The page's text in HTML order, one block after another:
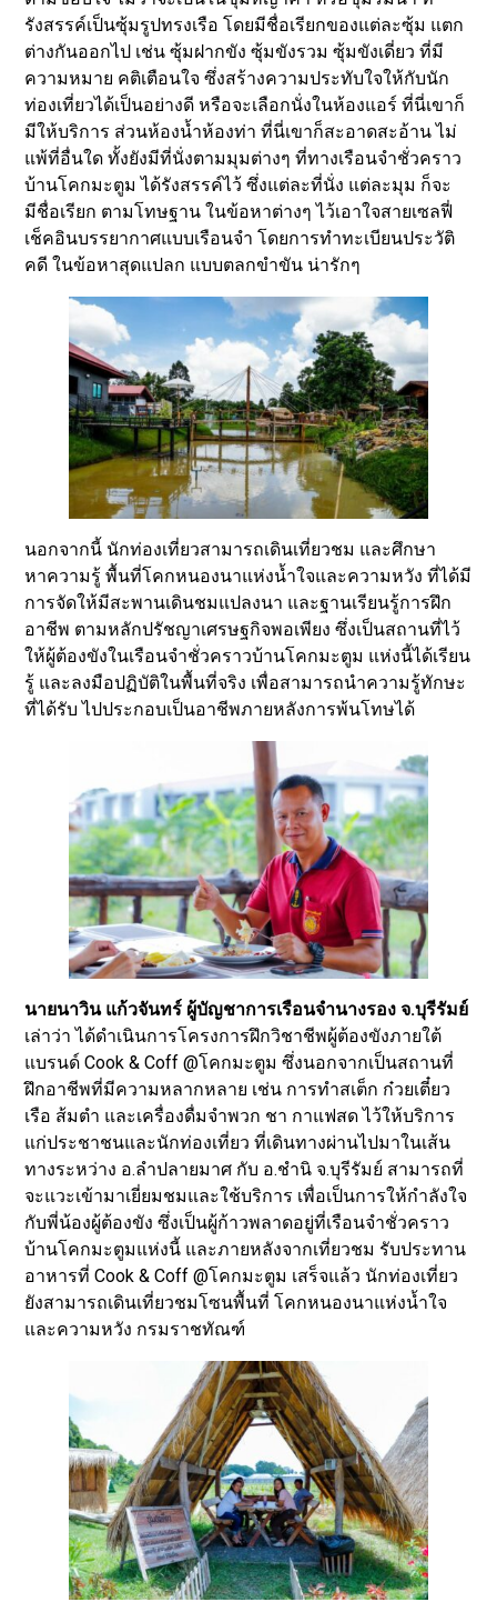
รังสรรค์เป็นซุ้มรูปทรงเรือ โดยมีชื่อเรียกของแต่ละซุ้ม แตก
ต่างกันออกไป เช่น ซุ้มฝากขัง ซุ้มขังรวม ซุ้มขังเดี่ยว ที่มี
ความหมาย คติเตือนใจ ซึ่งสร้างความประทับใจให้กับนัก
ท่องเที่ยวได้เป็นอย่างดี หรือจะเลือกนั่งในห้องแอร์ ที่นี่เขาก็
มีให้บริการ ส่วนห้องน้ำห้องท่า ที่นี่เขาก็สะอาดสะอ้าน ไม่
แพ้ที่อื่นใด ทั้งยังมีที่นั่งตามมุมต่างๆ ที่ทางเรือนจำชั่วคราว
บ้านโคกมะตูม ได้รังสรรค์ไว้ ซึ่งแต่ละที่นั่ง แต่ละมุม ก็จะ
มีชื่อเรียก ตามโทษฐาน ในข้อหาต่างๆ ไว้เอาใจสายเซลฟี่
เช็คอินบรรยากาศแบบเรือนจำ โดยการทำทะเบียนประวัติ
คดี ในข้อหาสุดแปลก แบบตลกขำขัน น่ารักๆ
นอกจากนี้ นักท่องเที่ยวสามารถเดินเที่ยวชม และศึกษา
หาความรู้ พื้นที่โคกหนองนาแห่งน้ำใจและความหวัง ที่ได้มี
การจัดให้มีสะพานเดินชมแปลงนา และฐานเรียนรู้การฝึก
อาชีพ ตามหลักปรัชญาเศรษฐกิจพอเพียง ซึ่งเป็นสถานที่ไว้
ให้ผู้ต้องขังในเรือนจำชั่วคราวบ้านโคกมะตูม แห่งนี้ได้เรียน
รู้ และลงมือปฏิบัติในพื้นที่จริง เพื่อสามารถนำความรู้ทักษะ
ที่ได้รับ ไปประกอบเป็นอาชีพภายหลังการพ้นโทษได้
นายนาวิน แก้วจันทร์ ผู้บัญชาการเรือนจำนางรอง จ.บุรีรัมย์
เล่าว่า ได้ดำเนินการโครงการฝึกวิชาชีพผู้ต้องขังภายใต้
แบรนด์ Cook & Coff @โคกมะตูม ซึ่งนอกจากเป็นสถานที่
ฝึกอาชีพที่มีความหลากหลาย เช่น การทำสเต็ก ก๋วยเตี๋ยว
เรือ ส้มตำ และเครื่องดื่มจำพวก ชา กาแฟสด ไว้ให้บริการ
แก่ประชาชนและนักท่องเที่ยว ที่เดินทางผ่านไปมาในเส้น
ทางระหว่าง อ.ลำปลายมาศ กับ อ.ชำนิ จ.บุรีรัมย์ สามารถที่
จะแวะเข้ามาเยี่ยมชมและใช้บริการ เพื่อเป็นการให้กำลังใจ
กับพี่น้องผู้ต้องขัง ซึ่งเป็นผู้ก้าวพลาดอยู่ที่เรือนจำชั่วคราว
บ้านโคกมะตูมแห่งนี้ และภายหลังจากเที่ยวชม รับประทาน
อาหารที่ Cook & Coff @โคกมะตูม เสร็จแล้ว นักท่องเที่ยว
ยังสามารถเดินเที่ยวชมโซนพื้นที่ โคกหนองนาแห่งน้ำใจ
และความหวัง กรมราชทัณฑ์